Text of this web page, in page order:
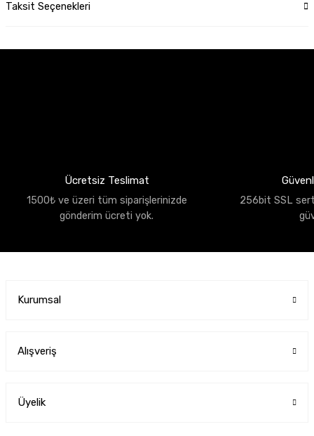
Taksit Seçenekleri
Ücretsiz Teslimat
1500₺ ve üzeri tüm siparişlerinizde
gönderim ücreti yok.
256bit SSL
Kurumsal
Alışveriş
Üyelik